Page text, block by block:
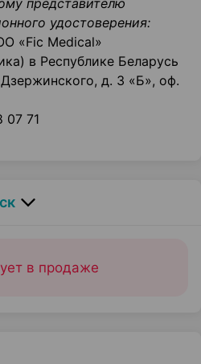
представителю
удостоверения:
«Fic Medical»
в Республике Беларусь
д. 3 «Б», оф.
07 71
в продаже